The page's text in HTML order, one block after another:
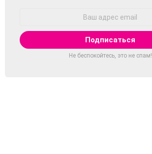
Не беспокойтесь, это не спам!